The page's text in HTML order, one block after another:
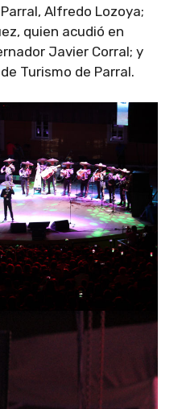
Alfredo Lozoya;
quien acudió en
Javier Corral; y
Turismo de Parral.